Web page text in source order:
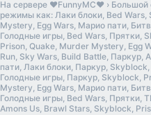
На сервере ❤️FunnyMC❤️ › Большой
режимы как: Лаки блоки, Bed
Mystery, Egg Wars, Марио пати,
Голодные игры, Bed Wars, Прятки,
Prison, Quake, Murder Mystery, Egg
Run, Sky Wars, Build Battle, Паркур,
пати, Лаки блоки, Паркур,
Голодные игры, Паркур, Skyblock,
Mystery, Egg Wars, Марио пати,
Голодные игры, Bed Wars, Прятки,
Amons Us, Brawl Stars, Skyblock,